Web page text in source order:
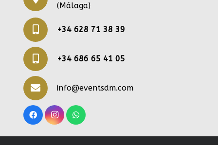
(Málaga)
+34 628 71 38 39
+34 686 65 41 05
info@eventsdm.com